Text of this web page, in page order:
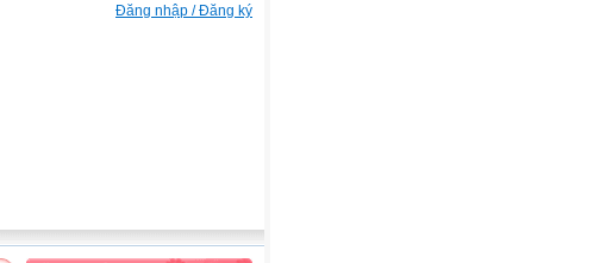
Đăng nhập / Đăng ký